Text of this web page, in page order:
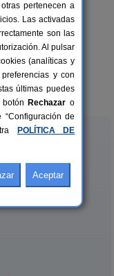
2+1 pers.
desde33 €
pertenecen a
Las activadas
son las
Al pulsar
(analíticas y
y con
últimas puedes
Rechazar o
de
POLÍTICA DE